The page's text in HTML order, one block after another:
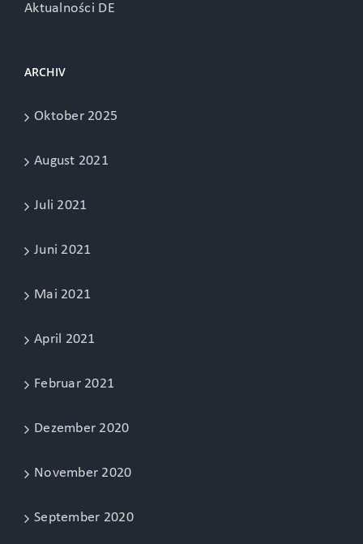
Aktualności DE
ARCHIV
Oktober 2025
August 2021
Juli 2021
Juni 2021
Mai 2021
April 2021
Februar 2021
Dezember 2020
November 2020
September 2020